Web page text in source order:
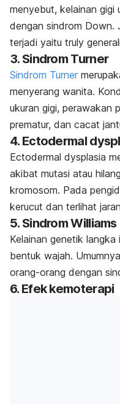
menyebut, kelainan gigi
dengan sindrom Down.
terjadi yaitu truly
3. Sindrom Turner
Sindrom Turner
menyerang wanita.
ukuran gigi, perawakan
prematur, dan cacat
4. Ectodermal
Ectodermal dysplasia
akibat mutasi atau
kromosom. Pada
kerucut dan terlihat
5. Sindrom Williams
Kelainan genetik langka
bentuk wajah.
orang-orang dengan
6. Efek kemoterapi